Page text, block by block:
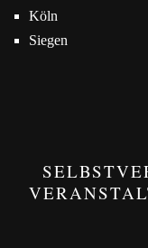
Köln
Siegen